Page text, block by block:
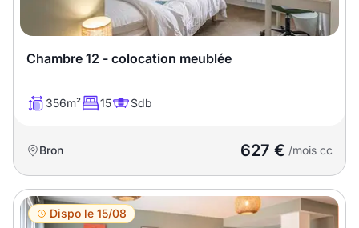
T14 T15
T16
Superficie
Chambre 12 - colocation meublée
356m² 15 Sdb
Bron 627 € /mois cc
Dispo le 15/08